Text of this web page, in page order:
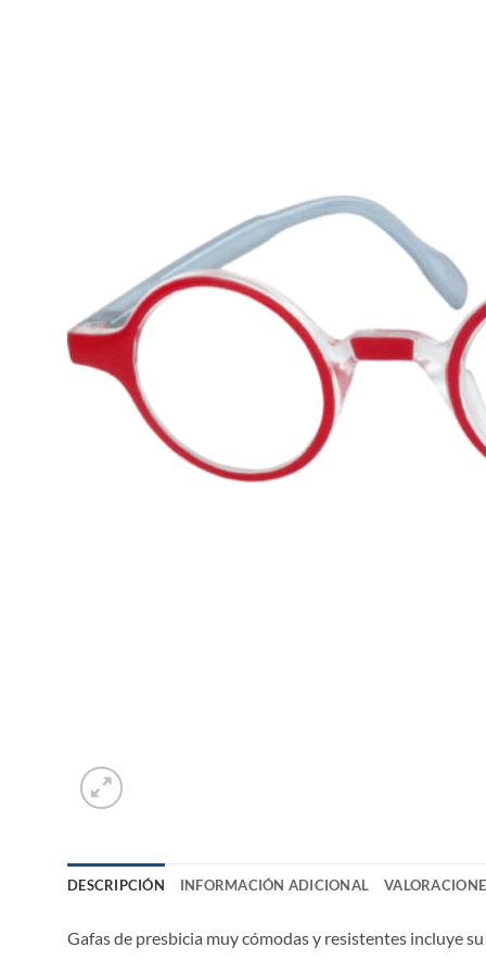
DESCRIPCIÓN INFORMACIÓN ADICIONAL
Gafas de presbicia muy cómodas y resistentes incluye